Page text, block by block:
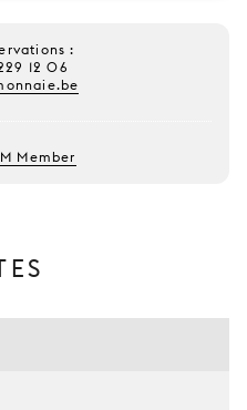
:
12 06
Member